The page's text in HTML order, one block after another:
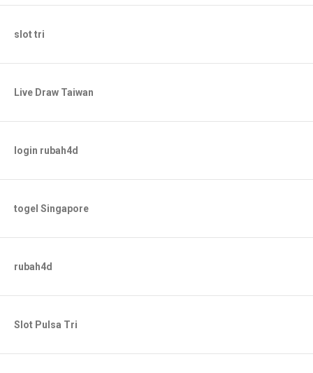
slot tri
Live Draw Taiwan
login rubah4d
togel Singapore
rubah4d
Slot Pulsa Tri